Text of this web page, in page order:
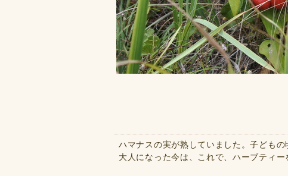
ハマナスの実が熟していました。子ども
大人になった今は、これで、ハーブティ